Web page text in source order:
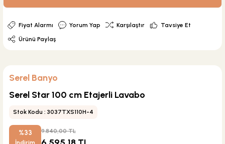
Fiyat Alarmı Yorum Yap Karşılaştır
Tavsiye Et
Ürünü Paylaş
Serel Banyo
Serel Star 100 cm Etajerli Lavabo
Stok Kodu : 3037TXS110H-4
%33
İndirim
9.840,00 TL